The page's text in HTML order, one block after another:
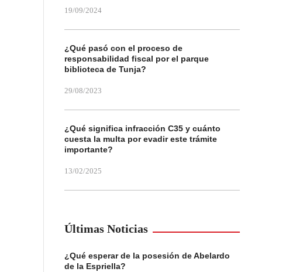
19/09/2024
¿Qué pasó con el proceso de
responsabilidad fiscal por el parque
biblioteca de Tunja?
29/08/2023
¿Qué significa infracción C35 y cuánto
cuesta la multa por evadir este trámite
importante?
13/02/2025
Últimas Noticias
¿Qué esperar de la posesión de Abelardo
de la Espriella?